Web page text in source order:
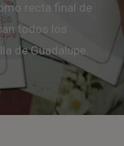
recta final de
todos los
de Guadalupe.